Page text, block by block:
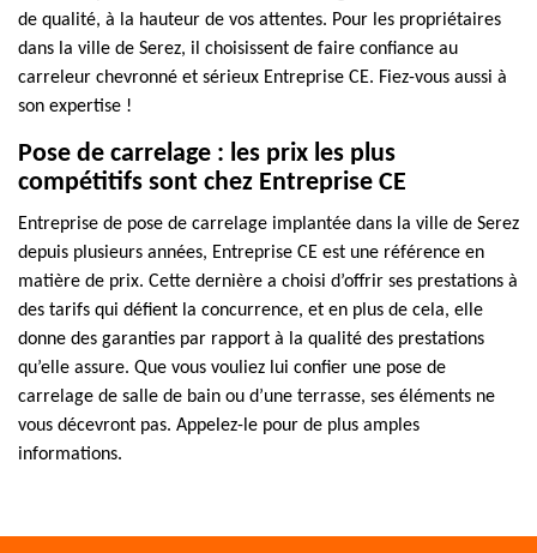
de qualité, à la hauteur de vos attentes. Pour les propriétaires
dans la ville de Serez, il choisissent de faire confiance au
carreleur chevronné et sérieux Entreprise CE. Fiez-vous aussi à
son expertise !
Pose de carrelage : les prix les plus
compétitifs sont chez Entreprise CE
Entreprise de pose de carrelage implantée dans la ville de Serez
depuis plusieurs années, Entreprise CE est une référence en
matière de prix. Cette dernière a choisi d’offrir ses prestations à
des tarifs qui défient la concurrence, et en plus de cela, elle
donne des garanties par rapport à la qualité des prestations
qu’elle assure. Que vous vouliez lui confier une pose de
carrelage de salle de bain ou d’une terrasse, ses éléments ne
vous décevront pas. Appelez-le pour de plus amples
informations.